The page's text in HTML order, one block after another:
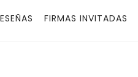
FIRMAS INVITADAS